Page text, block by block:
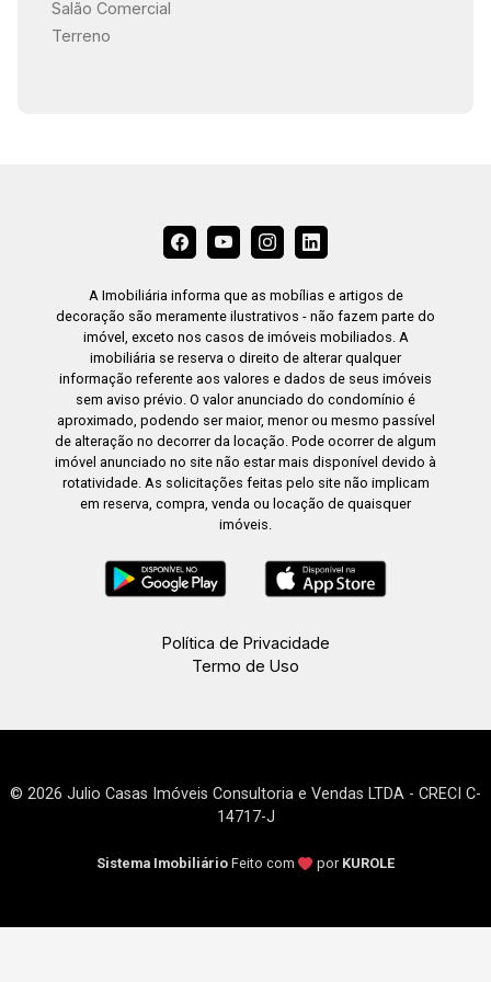
Salão Comercial
Terreno
A Imobiliária informa que as mobílias e artigos de
decoração são meramente ilustrativos - não fazem parte do
imóvel, exceto nos casos de imóveis mobiliados. A
imobiliária se reserva o direito de alterar qualquer
informação referente aos valores e dados de seus imóveis
sem aviso prévio. O valor anunciado do condomínio é
aproximado, podendo ser maior, menor ou mesmo passível
de alteração no decorrer da locação. Pode ocorrer de algum
imóvel anunciado no site não estar mais disponível devido à
rotatividade. As solicitações feitas pelo site não implicam
em reserva, compra, venda ou locação de quaisquer
imóveis.
Política de Privacidade
Termo de Uso
© 2026 Julio Casas Imóveis Consultoria e Vendas LTDA - CRECI C-
14717-J
Sistema Imobiliário Feito com por KUROLE